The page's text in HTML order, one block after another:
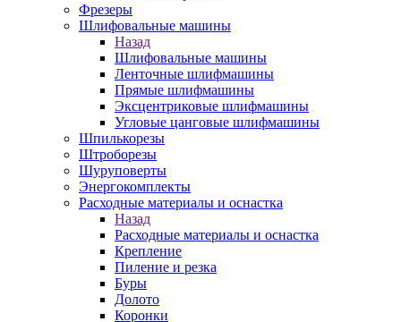
Фрезеры
Шлифовальные машины
Назад
Шлифовальные машины
Ленточные шлифмашины
Прямые шлифмашины
Эксцентриковые шлифмашины
Угловые цанговые шлифмашины
Шпилькорезы
Штроборезы
Шуруповерты
Энергокомплекты
Расходные материалы и оснастка
Назад
Расходные материалы и оснастка
Крепление
Пиление и резка
Буры
Долото
Коронки